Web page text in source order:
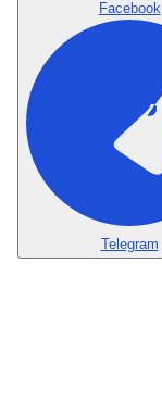
Facebook
Telegram